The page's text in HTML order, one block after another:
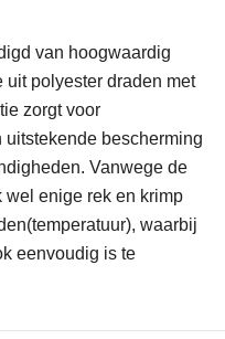
van hoogwaardig
polyester draden met
zorgt voor
bescherming
Vanwege de
wel enige rek en krimp
waarbij
eenvoudig is te